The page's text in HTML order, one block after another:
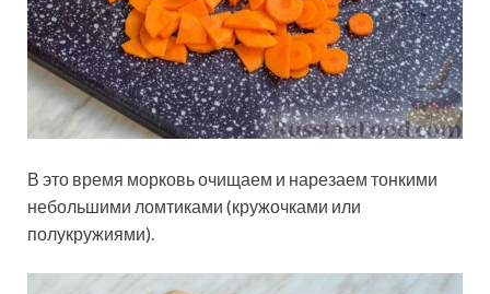
В это время морковь очищаем и нарезаем тонкими
небольшими ломтиками (кружочками или
полукружиями).